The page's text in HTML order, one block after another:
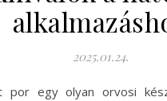
2025.01.24.